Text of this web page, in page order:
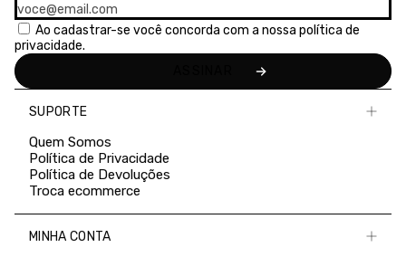
Ao cadastrar-se você concorda com a nossa política de
privacidade.
SUPORTE
Quem Somos
Política de Privacidade
Política de Devoluções
Troca ecommerce
MINHA CONTA